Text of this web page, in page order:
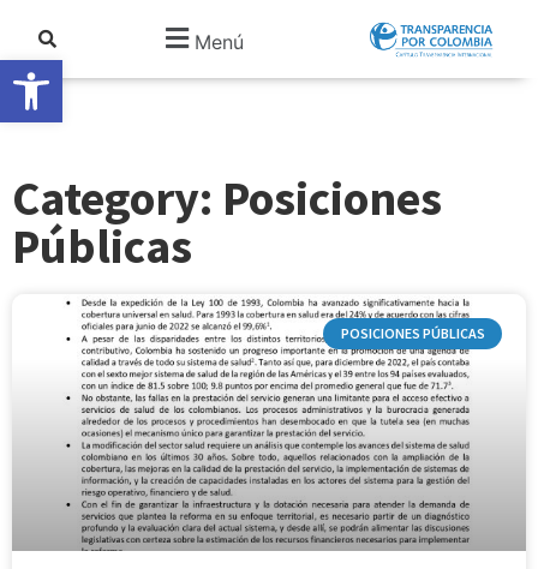
Abrir barra de herramientas
Menú
Category: Posiciones
Públicas
POSICIONES PÚBLICAS